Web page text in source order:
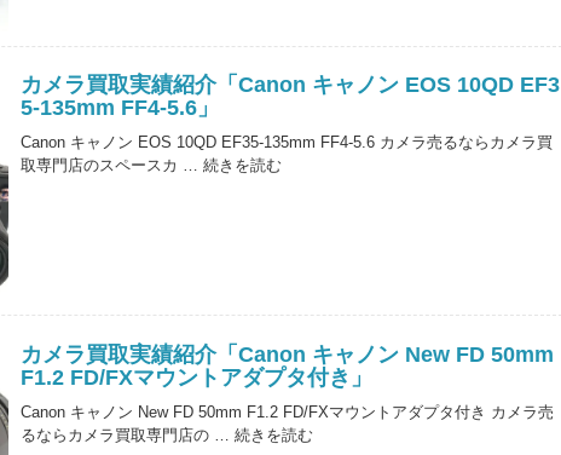
カメラ買取実績紹介「Canon キャノン EOS 10QD EF3
5-135mm FF4-5.6」
Canon キャノン EOS 10QD EF35-135mm FF4-5.6 カメラ売るならカメラ買
取専門店のスペースカ …続きを読む
カメラ買取実績紹介「Canon キャノン New FD 50mm
F1.2 FD/FXマウントアダプタ付き」
Canon キャノン New FD 50mm F1.2 FD/FXマウントアダプタ付き カメラ売
るならカメラ買取専門店の …続きを読む